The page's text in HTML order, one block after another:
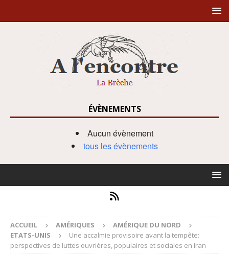
ÉVÈNEMENTS
Aucun évènement
tous les évènements
ACCUEIL AMÉRIQUES
AMÉRIQUE DU NORD
ETATS-UNIS
Une accalmie provisoire avant la tempête:
perspectives de luttes ouvrières, populaires et sociales en Iran